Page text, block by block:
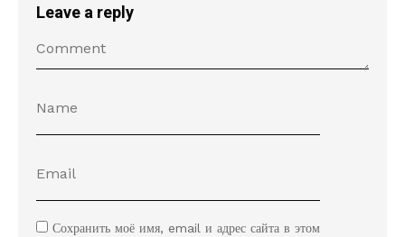
Leave a reply
Сохранить моё имя, email и адрес сайта в этом